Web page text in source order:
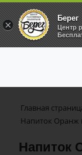
Главная
Напиток Оранж
Напиток
×
Берег
Центр